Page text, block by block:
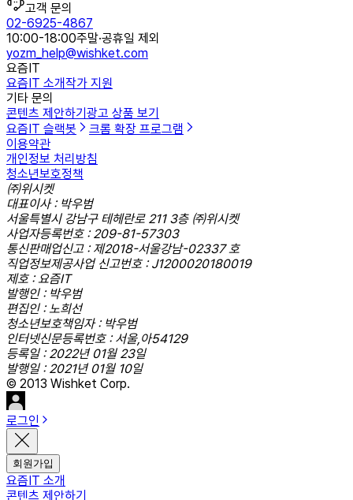
고객 문의
02-6925-4867
10:00-18:00주말·공휴일 제외
yozm_help@wishket.com
요즘IT
요즘IT 소개작가 지원
기타 문의
콘텐츠 제안하기 광고 상품 보기
요즘IT 슬랙봇
크롬 확장 프로그램
이용약관
개인정보 처리방침
청소년보호정책
㈜위시켓
대표이사 : 박우범
서울특별시 강남구 테헤란로 211 3층 ㈜위시켓
사업자등록번호 : 209-81-57303
통신판매업신고 : 제2018-서울강남-02337 호
직업정보제공사업 신고번호 : J1200020180019
제호 : 요즘IT
발행인 : 박우범
편집인 : 노희선
청소년보호책임자 : 박우범
인터넷신문등록번호 : 서울,아54129
등록일 : 2022년 01월 23일
발행일 : 2021년 01월 10일
© 2013 Wishket Corp.
로그인
회원가입
요즘IT 소개
콘텐츠 제안하기